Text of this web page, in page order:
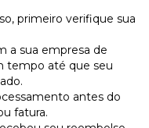
primeiro verifique sua
a sua empresa de
tempo até que seu
antes do
fatura.